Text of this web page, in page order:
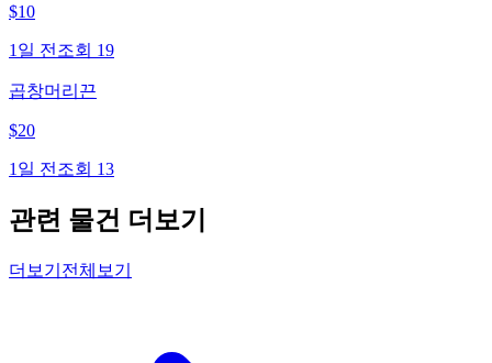
$10
1일 전 조회 19
곱창머리끈
$20
1일 전 조회 13
관련 물건 더보기
더보기 전체보기